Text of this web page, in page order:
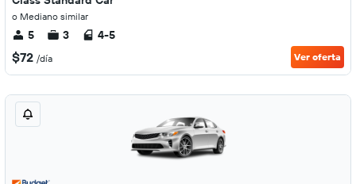
o Mediano similar
5 3 4-5
$72 /día Ver oferta